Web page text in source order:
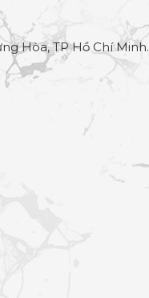
Hòa, TP Hồ Chí Minh.